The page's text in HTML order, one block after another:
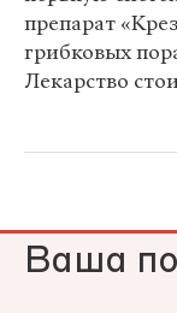
препарат
грибковых
Лекарство
Ваша